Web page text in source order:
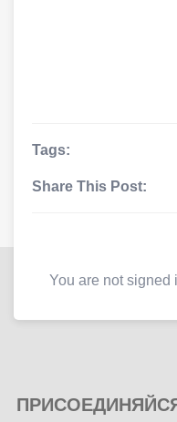
Tags:
Share This Post:
You are not signed